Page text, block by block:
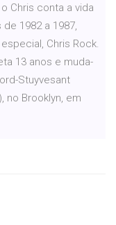
Chris conta a vida
1982 a 1987,
Chris Rock.
13 anos e muda-
Stuyvesant
no Brooklyn, em